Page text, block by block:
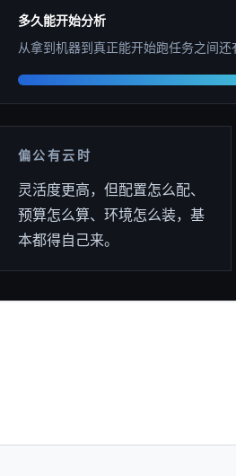
多久能开始分析
从拿到机器到真正能开始跑任务之间
偏公有云时
灵活度更高，但配置怎么配、
预算怎么算、环境怎么装，基
本都得自己来。